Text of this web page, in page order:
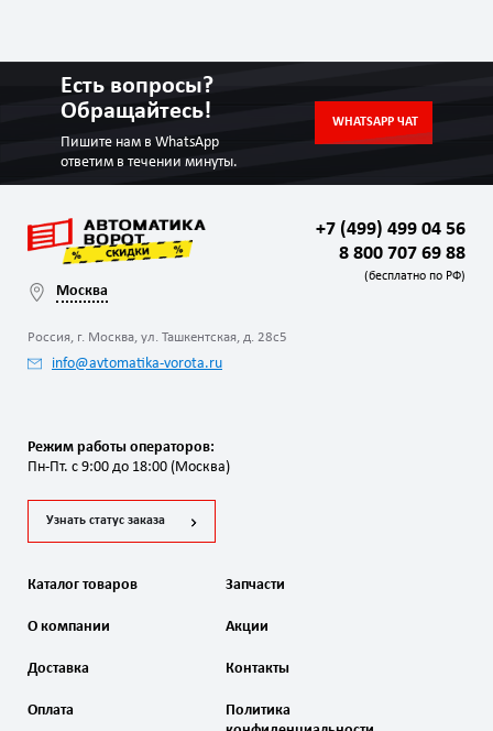
Есть вопросы?
Обращайтесь!
Пишите нам в WhatsApp
ответим в течении минуты.
WHATSAPP ЧАТ
Москва
Россия, г. Москва, ул. Ташкентская, д. 28с5
info@avtomatika-vorota.ru
+7 (499) 499 04 56
8 800 707 69 88
(бесплатно по РФ)
Режим работы операторов:
Пн-Пт. с 9:00 до 18:00 (Москва)
Узнать статус заказа
Каталог товаров Запчасти
О компании
Доставка
Оплата
Акции
Контакты
Политика